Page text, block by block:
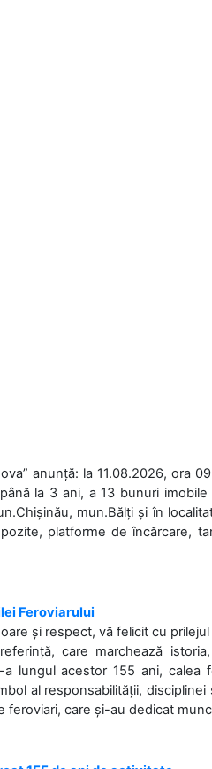
anunță: la 11.08.2026, ora
la 3 ani, a 13 bunuri
mun.Bălți și în
platforme de încărcare,
Feroviarului
și respect, vă felicit cu
care marchează
lungul acestor 155 ani, calea
al responsabilității,
care și-au dedicat